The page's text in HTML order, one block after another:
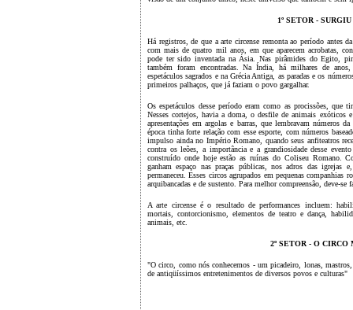
1º SETOR -
Há registros, de que a arte circense remonta ao período antes
com mais de quatro mil anos, em que aparecem acrobatas,
pode ter sido inventada na Ásia. Nas pirâmides do Egito,
também foram encontradas. Na Índia, há milhares de
espetáculos sagrados e na Grécia Antiga, as paradas e os
primeiros palhaços, que já faziam o povo gargalhar.
Os espetáculos desse período eram como as procissões, que
Nesses cortejos, havia a doma, o desfile de animais exóticos
apresentações em argolas e barras, que lembravam números
época tinha forte relação com esse esporte, com números
impulso ainda no Império Romano, quando seus anfiteatros
contra os leões, a importância e a grandiosidade desse
construído onde hoje estão as ruínas do Coliseu Romano.
ganham espaço nas praças públicas, nos adros das igrejas
permaneceu. Esses circos agrupados em pequenas companhias
arquibancadas e de sustento. Para melhor compreensão, deve-se
A arte circense é o resultado de performances incluem:
mortais, contorcionismo, elementos de teatro e dança,
animais, etc.
2º SETOR - O CIRCO
"O circo, como nós conhecemos - um picadeiro, lonas,
de antiqüíssimos entretenimentos de diversos povos e culturas"